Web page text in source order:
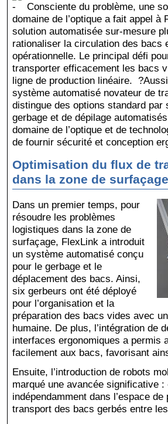
Consciente du problème, une
domaine de l’optique a fait appel
solution automatisée sur-mesure
rationaliser la circulation des bacs
opérationnelle. Le principal défi
transporter efficacement les bacs
ligne de production linéaire.
système automatisé novateur de
distingue des options standard par
gerbage et de dépilage
domaine de l’optique et de
de fournir sécurité et conception
Optimisation du flux de
dans la zone de surfaçage
Dans un premier temps, pour
résoudre les problèmes
logistiques dans la zone de
surfaçage, FlexLink a introduit
un système automatisé conçu
pour le gerbage et le
déplacement des bacs. Ainsi,
six gerbeurs ont été déployé
pour l’organisation et la
préparation des bacs vides avec
humaine. De plus, l’intégration de
interfaces ergonomiques a permis
facilement aux bacs, favorisant
Ensuite, l’introduction de robots
marqué une avancée significative
indépendamment dans l’espace
transport des bacs gerbés entre